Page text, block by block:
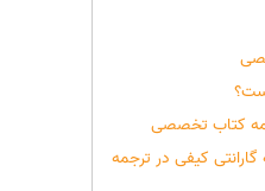
کتاب تخصصی
کیفی در ترجمه